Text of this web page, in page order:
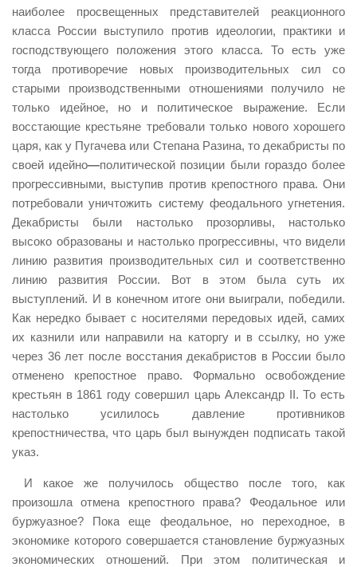
наиболее просвещенных представителей реакционного
класса России выступило против идеологии, практики и
господствующего положения этого класса. То есть уже
тогда противоречие новых производительных сил со
старыми производственными отношениями получило не
только идейное, но и политическое выражение. Если
восстающие крестьяне требовали только нового хорошего
царя, как у Пугачева или Степана Разина, то декабристы по
своей идейно—политической позиции были гораздо более
прогрессивными, выступив против крепостного права. Они
потребовали уничтожить систему феодального угнетения.
Декабристы были настолько прозорливы, настолько
высоко образованы и настолько прогрессивны, что видели
линию развития производительных сил и соответственно
линию развития России. Вот в этом была суть их
выступлений. И в конечном итоге они выиграли, победили.
Как нередко бывает с носителями передовых идей, самих
их казнили или направили на каторгу и в ссылку, но уже
через 36 лет после восстания декабристов в России было
отменено крепостное право. Формально освобождение
крестьян в 1861 году совершил царь Александр II. То есть
настолько усилилось давление противников
крепостничества, что царь был вынужден подписать такой
указ.
И какое же получилось общество после того, как
произошла отмена крепостного права? Феодальное или
буржуазное? Пока еще феодальное, но переходное, в
экономике которого совершается становление буржуазных
экономических отношений. При этом политическая и